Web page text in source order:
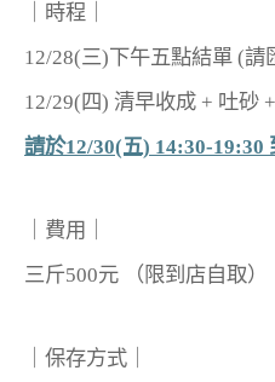
｜時程｜
12/28(三)下午五點結單 (請
12/29(四) 清早收成 + 吐砂
請於12/30(五) 14:30-19:30
｜費用｜
三斤500元 （限到店自取）
｜保存方式｜